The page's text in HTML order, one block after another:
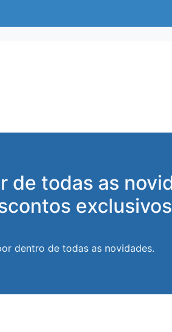
de todas as
dentro de todas as novidades.